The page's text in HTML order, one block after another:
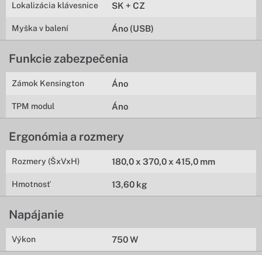
Lokalizácia klávesnice SK + CZ
Myška v balení Áno (USB)
Funkcie zabezpečenia
Zámok Kensington Áno
TPM modul Áno
Ergonómia a rozmery
Rozmery (ŠxVxH) 180,0 x 370,0 x 415,0 mm
Hmotnosť 13,60 kg
Napájanie
Výkon 750 W